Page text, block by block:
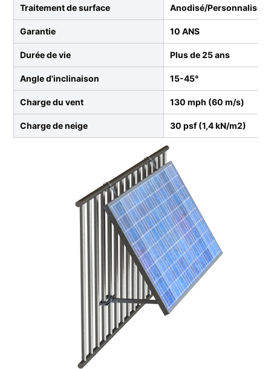
Traitement de surface Anodisé/Personnalisé
Garantie 10 ANS
Durée de vie Plus de 25 ans
Angle d'inclinaison 15-45°
Charge du vent 130 mph (60 m/s)
Charge de neige 30 psf (1,4 kN/m2)